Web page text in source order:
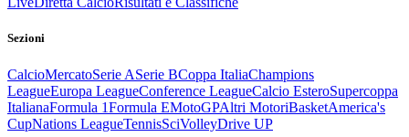
Sezioni
CalcioMercatoSerie ASerie BCoppa ItaliaChampions
LeagueEuropa LeagueConference LeagueCalcio EsteroSupercoppa
ItalianaFormula 1Formula EMotoGPAltri MotoriBasketAmerica's
CupNations LeagueTennisSciVolleyDrive UP